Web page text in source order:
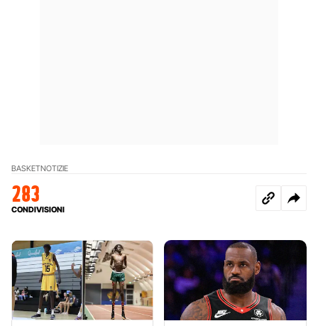
BASKETNOTIZIE
283
CONDIVISIONI